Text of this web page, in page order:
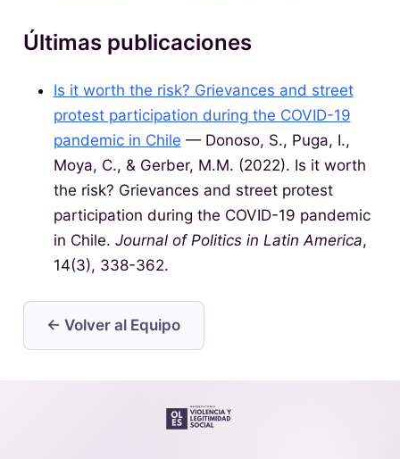
Últimas publicaciones
Is it worth the risk? Grievances and street
protest participation during the COVID-19
pandemic in Chile — Donoso, S., Puga, I.,
Moya, C., & Gerber, M.M. (2022). Is it worth
the risk? Grievances and street protest
participation during the COVID-19 pandemic
in Chile. Journal of Politics in Latin America,
14(3), 338-362.
← Volver al Equipo